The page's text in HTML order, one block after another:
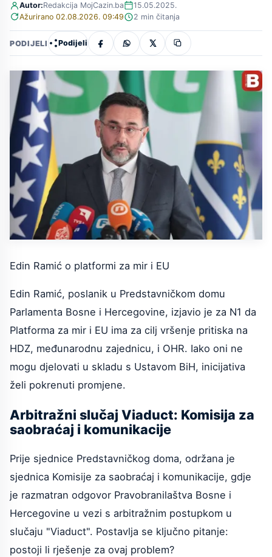
Autor:Redakcija MojCazin.ba
15.05.2025.
Ažurirano 02.08.2026. 09:49
2 min čitanja
PODIJELI Podijeli
Edin Ramić o platformi za mir i EU
Edin Ramić, poslanik u Predstavničkom domu
Parlamenta Bosne i Hercegovine, izjavio je za N1 da
Platforma za mir i EU ima za cilj vršenje pritiska na
HDZ, međunarodnu zajednicu, i OHR. Iako oni ne
mogu djelovati u skladu s Ustavom BiH, inicijativa
želi pokrenuti promjene.
Arbitražni slučaj Viaduct: Komisija za
saobraćaj i komunikacije
Prije sjednice Predstavničkog doma, održana je
sjednica Komisije za saobraćaj i komunikacije, gdje
je razmatran odgovor Pravobranilaštva Bosne i
Hercegovine u vezi s arbitražnim postupkom u
slučaju "Viaduct". Postavlja se ključno pitanje:
postoji li rješenje za ovaj problem?